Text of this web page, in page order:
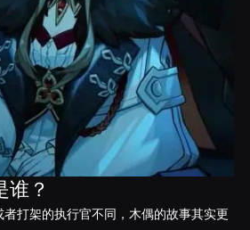
谁？
打架的执行官不同，木偶的故事其实更